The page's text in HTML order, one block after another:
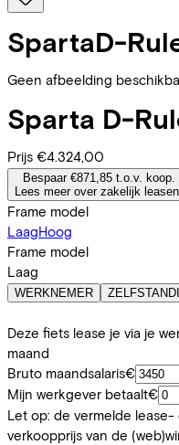
SpartaD-
Geen afbeelding
Sparta D-
Prijs €4.324,00
Bespaar €871,85 t.o.v. koop.
Lees meer over zakelijk
Frame model
LaagHoog
Frame model
Laag
WERKNEMER
Deze fiets lease je via je
maand
Bruto maandsalaris€
Mijn werkgever betaalt€
Let op: de vermelde
verkoopprijs van de